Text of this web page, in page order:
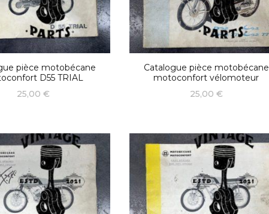
pièce motobécane
D55 TRIAL
25,00€
Catalogue pièce motobécane
motoconfort vélomoteur
25,00 €